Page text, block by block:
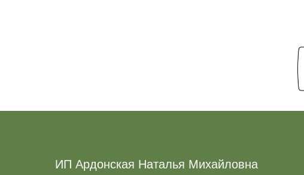
ИП Ардонская Наталья Михайловна